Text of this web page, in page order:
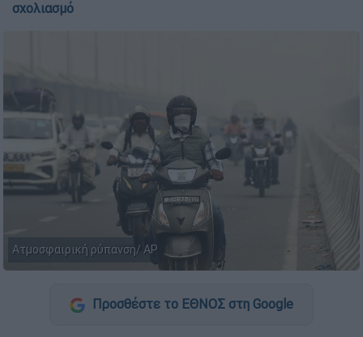
σχολιασμό
Ατμοσφαιρική ρύπανση/ ΑP
Προσθέστε το ΕΘΝΟΣ στη Google